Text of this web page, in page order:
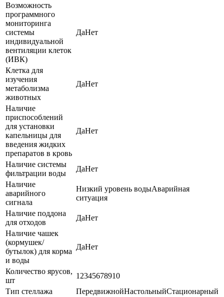
Возможность
программного
мониторинга
системы
индивидуальной
вентиляции клеток
(ИВК)
ДаНет
Клетка для
изучения
метаболизма
животных
ДаНет
Наличие
приспособлений
для установки
капельницы для
введения жидких
препаратов в кровь
ДаНет
Наличие системы
фильтрации воды
ДаНет
Наличие
аварийного
сигнала
Низкий уровень водыАварийная
ситуация
Наличие поддона
для отходов
ДаНет
Наличие чашек
(кормушек/
бутылок) для корма
и воды
ДаНет
Количество ярусов,
шт
1 2345678910
Тип стеллажа
ПередвижнойНастольныйСтационарный